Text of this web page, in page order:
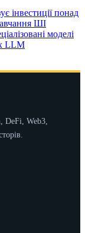
інвестиції понад
ШІ
моделі
LLM
DeFi, Web3,